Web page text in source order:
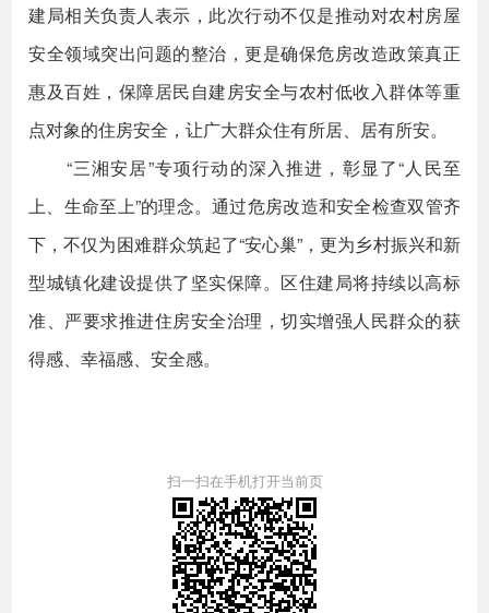
建局相关负责人表示，此次行动不仅是推动对农村房屋
安全领域突出问题的整治，更是确保危房改造政策真正
惠及百姓，保障居民自建房安全与农村低收入群体等重
点对象的住房安全，让广大群众住有所居、居有所安。
“三湘安居”专项行动的深入推进，彰显了“人民至
上、生命至上”的理念。通过危房改造和安全检查双管齐
下，不仅为困难群众筑起了“安心巢”，更为乡村振兴和新
型城镇化建设提供了坚实保障。区住建局将持续以高标
准、严要求推进住房安全治理，切实增强人民群众的获
得感、幸福感、安全感。
扫一扫在手机打开当前页